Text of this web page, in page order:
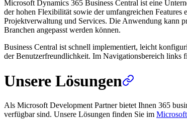
Microsoft Dynamics 365 Business Central ist eine
der hohen Flexibilität sowie der umfangreichen
Projektverwaltung und Services. Die Anwendung kann
Branchen angepasst werden können.
Business Central ist schnell implementiert, leicht
der Benutzerfreundlichkeit. Im Navigationsbereich links
Unsere Lösungen
Als Microsoft Development Partner bietet Ihnen 365
verfügbar sind. Unsere Lösungen finden Sie im